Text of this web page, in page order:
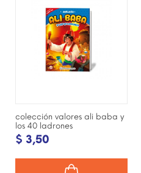
colección valores ali baba y
los 40 ladrones
$ 3,50